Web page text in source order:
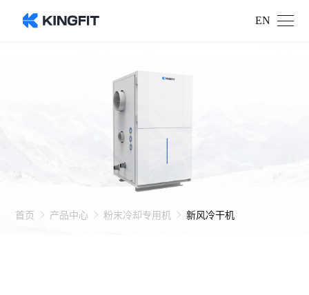
EN
首页 产品中心 粉末冷却专用机 新风冷干机